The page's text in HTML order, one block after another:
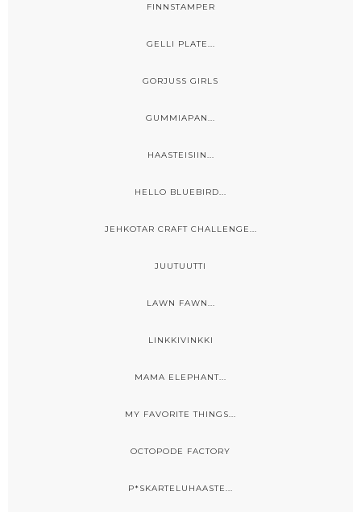
FINNSTAMPER
GELLI PLATE...
GORJUSS GIRLS
GUMMIAPAN...
HAASTEISIIN...
HELLO BLUEBIRD...
JEHKOTAR CRAFT CHALLENGE...
JUUTUUTTI
LAWN FAWN...
LINKKIVINKKI
MAMA ELEPHANT...
MY FAVORITE THINGS...
OCTOPODE FACTORY
P*SKARTELUHAASTE...